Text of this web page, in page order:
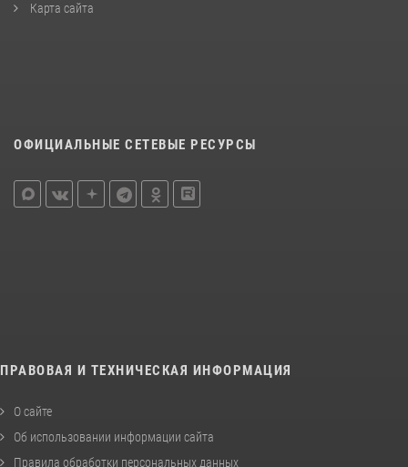
Карта сайта
ОФИЦИАЛЬНЫЕ СЕТЕВЫЕ РЕСУРСЫ
ПРАВОВАЯ И ТЕХНИЧЕСКАЯ ИНФОРМАЦИЯ
О сайте
Об использовании информации сайта
Правила обработки персональных данных